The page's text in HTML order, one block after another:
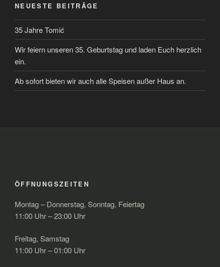
NEUESTE BEITRÄGE
35 Jahre Tomić
Wir feiern unseren 35. Geburtstag und laden Euch herzlich
ein.
Ab sofort bieten wir auch alle Speisen außer Haus an.
ÖFFNUNGSZEITEN
Montag – Donnerstag, Sonntag, Feiertag
11:00 Uhr – 23:00 Uhr
Freitag, Samstag
11:00 Uhr – 01:00 Uhr